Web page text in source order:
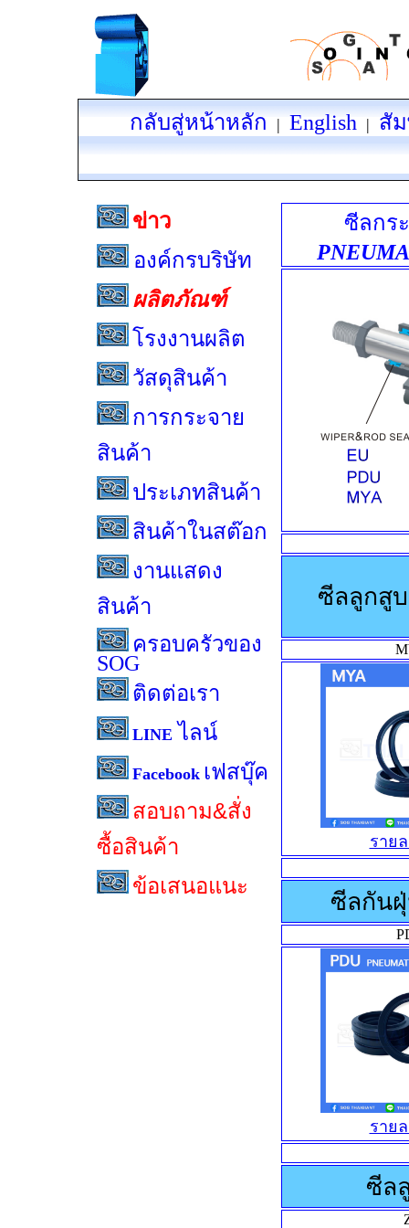
กลับสู่หน้าหลัก | English | สั
ข่าว
องค์กรบริษัท
ผลิตภัณฑ์
โรงงานผลิต
วัสดุสินค้า
การกระจาย
สินค้า
ประเภทสินค้า
สินค้าในสต๊อก
งานแสดง
สินค้า
ครอบครัวของ
SOG
ติดต่อเรา
LINE ไลน์
Facebook เฟสบุ๊ค
สอบถาม&สั่ง
ซื้อสินค้า
ข้อเสนอแนะ
ซีลกร
ซีลลูกสู
ราย
ซีลกัน
ราย
ซีล